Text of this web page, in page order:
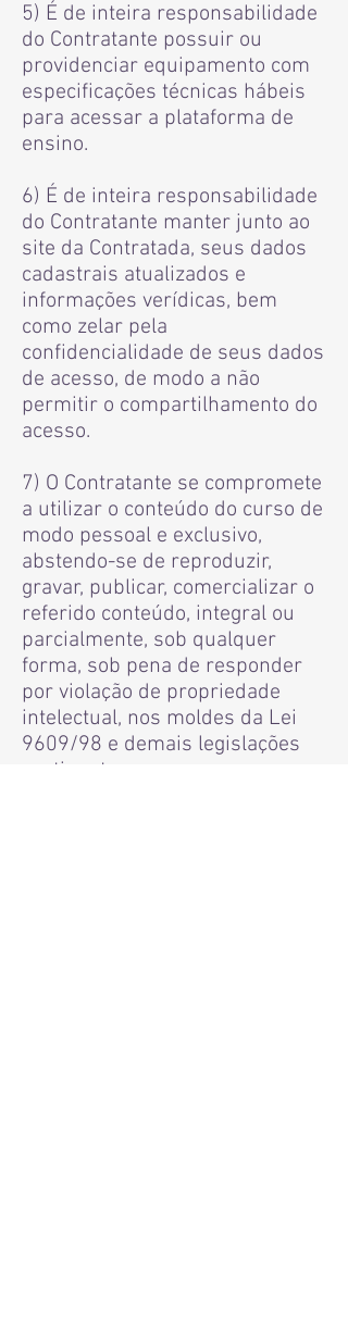
5) É de inteira responsabilidade
do Contratante possuir ou
providenciar equipamento com
especificações técnicas hábeis
para acessar a plataforma de
ensino.
6) É de inteira responsabilidade
do Contratante manter junto ao
site da Contratada, seus dados
cadastrais atualizados e
informações verídicas, bem
como zelar pela
confidencialidade de seus dados
de acesso, de modo a não
permitir o compartilhamento do
acesso.
7) O Contratante se compromete
a utilizar o conteúdo do curso de
modo pessoal e exclusivo,
abstendo-se de reproduzir,
gravar, publicar, comercializar o
referido conteúdo, integral ou
parcialmente, sob qualquer
forma, sob pena de responder
por violação de propriedade
intelectual, nos moldes da Lei
9609/98 e demais legislações
pertinentes.